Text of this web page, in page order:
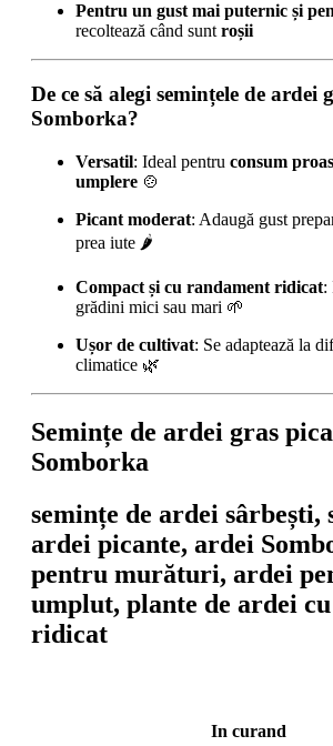
Pentru un gust mai puternic și
recoltează când sunt roșii
De ce să alegi semințele de ardei
Somborka?
Versatil: Ideal pentru consum
umplere 🍲
Picant moderat: Adaugă gust
prea iute 🌶️
Compact și cu randament ridicat:
grădini mici sau mari 🌱
Ușor de cultivat: Se adaptează la
climatice 🌿
Semințe de ardei gras
Somborka
semințe de ardei sârbești,
ardei picante, ardei
pentru murături, ardei
umplut, plante de ardei
ridicat
In curand